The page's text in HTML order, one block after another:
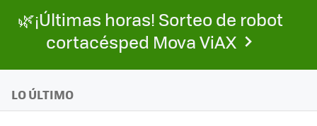
🌿¡Últimas horas! Sorteo de robot
cortacésped Mova ViAX
LO ÚLTIMO